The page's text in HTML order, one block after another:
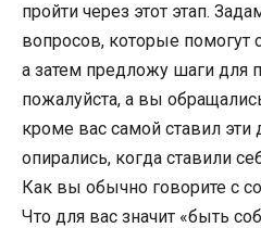
пройти через этот этап.
вопросов, которые помогут
а затем предложу шаги для
пожалуйста, а вы
кроме вас самой ставил
опирались, когда ставили
Как вы обычно говорите с
Что для вас значит «быть